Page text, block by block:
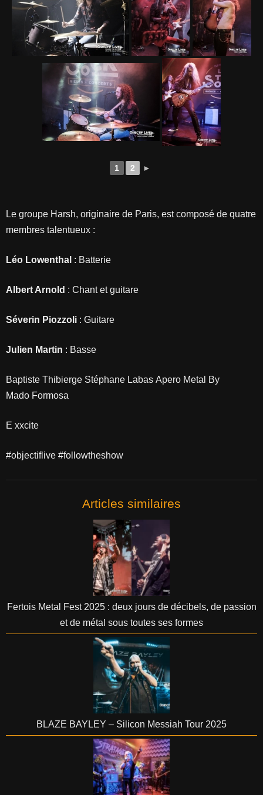
1 2 ►
Le groupe Harsh, originaire de Paris, est composé de quatre
membres talentueux :
Léo Lowenthal : Batterie
Albert Arnold : Chant et guitare
Séverin Piozzoli : Guitare
Julien Martin : Basse
Baptiste Thibierge Stéphane Labas Apero Metal By
Mado Formosa
E xxcite
#objectiflive #followtheshow
Articles similaires
Fertois Metal Fest 2025 : deux jours de décibels, de passion
et de métal sous toutes ses formes
BLAZE BAYLEY – Silicon Messiah Tour 2025